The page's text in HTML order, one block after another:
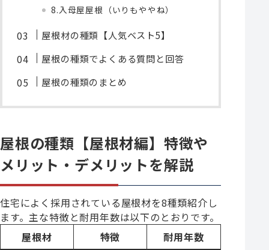
8.入母屋屋根（いりもややね）
屋根材の種類【人気ベスト5】
屋根の種類でよくある質問と回答
屋根の種類のまとめ
屋根の種類【屋根材編】特徴や
メリット・デメリットを解説
住宅によく採用されている屋根材を8種類紹介し
ます。主な特徴と耐用年数は以下のとおりです。
屋根材
特徴 耐用年数